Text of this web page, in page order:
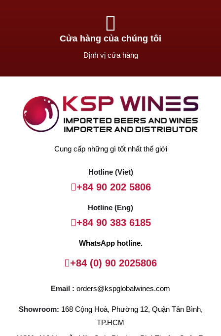
Cửa hàng của chúng tôi
Định vị cửa hàng
Cung cấp những gì tốt nhất thế giới
Hotline (Viet)
+84 90 202 5806
Hotline (Eng)
+84 90 383 6185
WhatsApp hotline.
+84 (0) 90 2025806
Email : orders@kspglobalwines.com
Showroom: 168 Cộng Hoà, Phường 12, Quận Tân Bình,
TP.HCM